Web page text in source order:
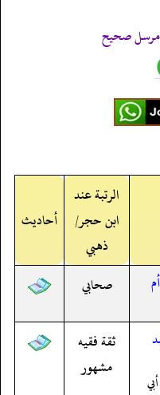
مرسل صحيح
الرتبة عند
ابن حجر/
ذهبي
أحاديث
صحابي
ثقة فقيه
مشهور